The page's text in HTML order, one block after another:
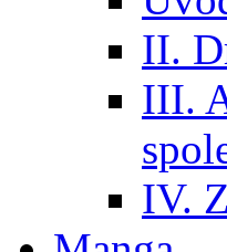
II.
III.
IV.